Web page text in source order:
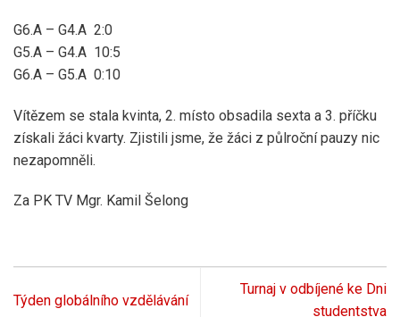
G6.A – G4.A 2:0
G5.A – G4.A 10:5
G6.A – G5.A 0:10
Vítězem se stala kvinta, 2. místo obsadila sexta a 3. příčku
získali žáci kvarty. Zjistili jsme, že žáci z půlroční pauzy nic
nezapomněli.
Za PK TV Mgr. Kamil Šelong
Týden globálního vzdělávání
Turnaj v odbíjené ke Dni
studentstva